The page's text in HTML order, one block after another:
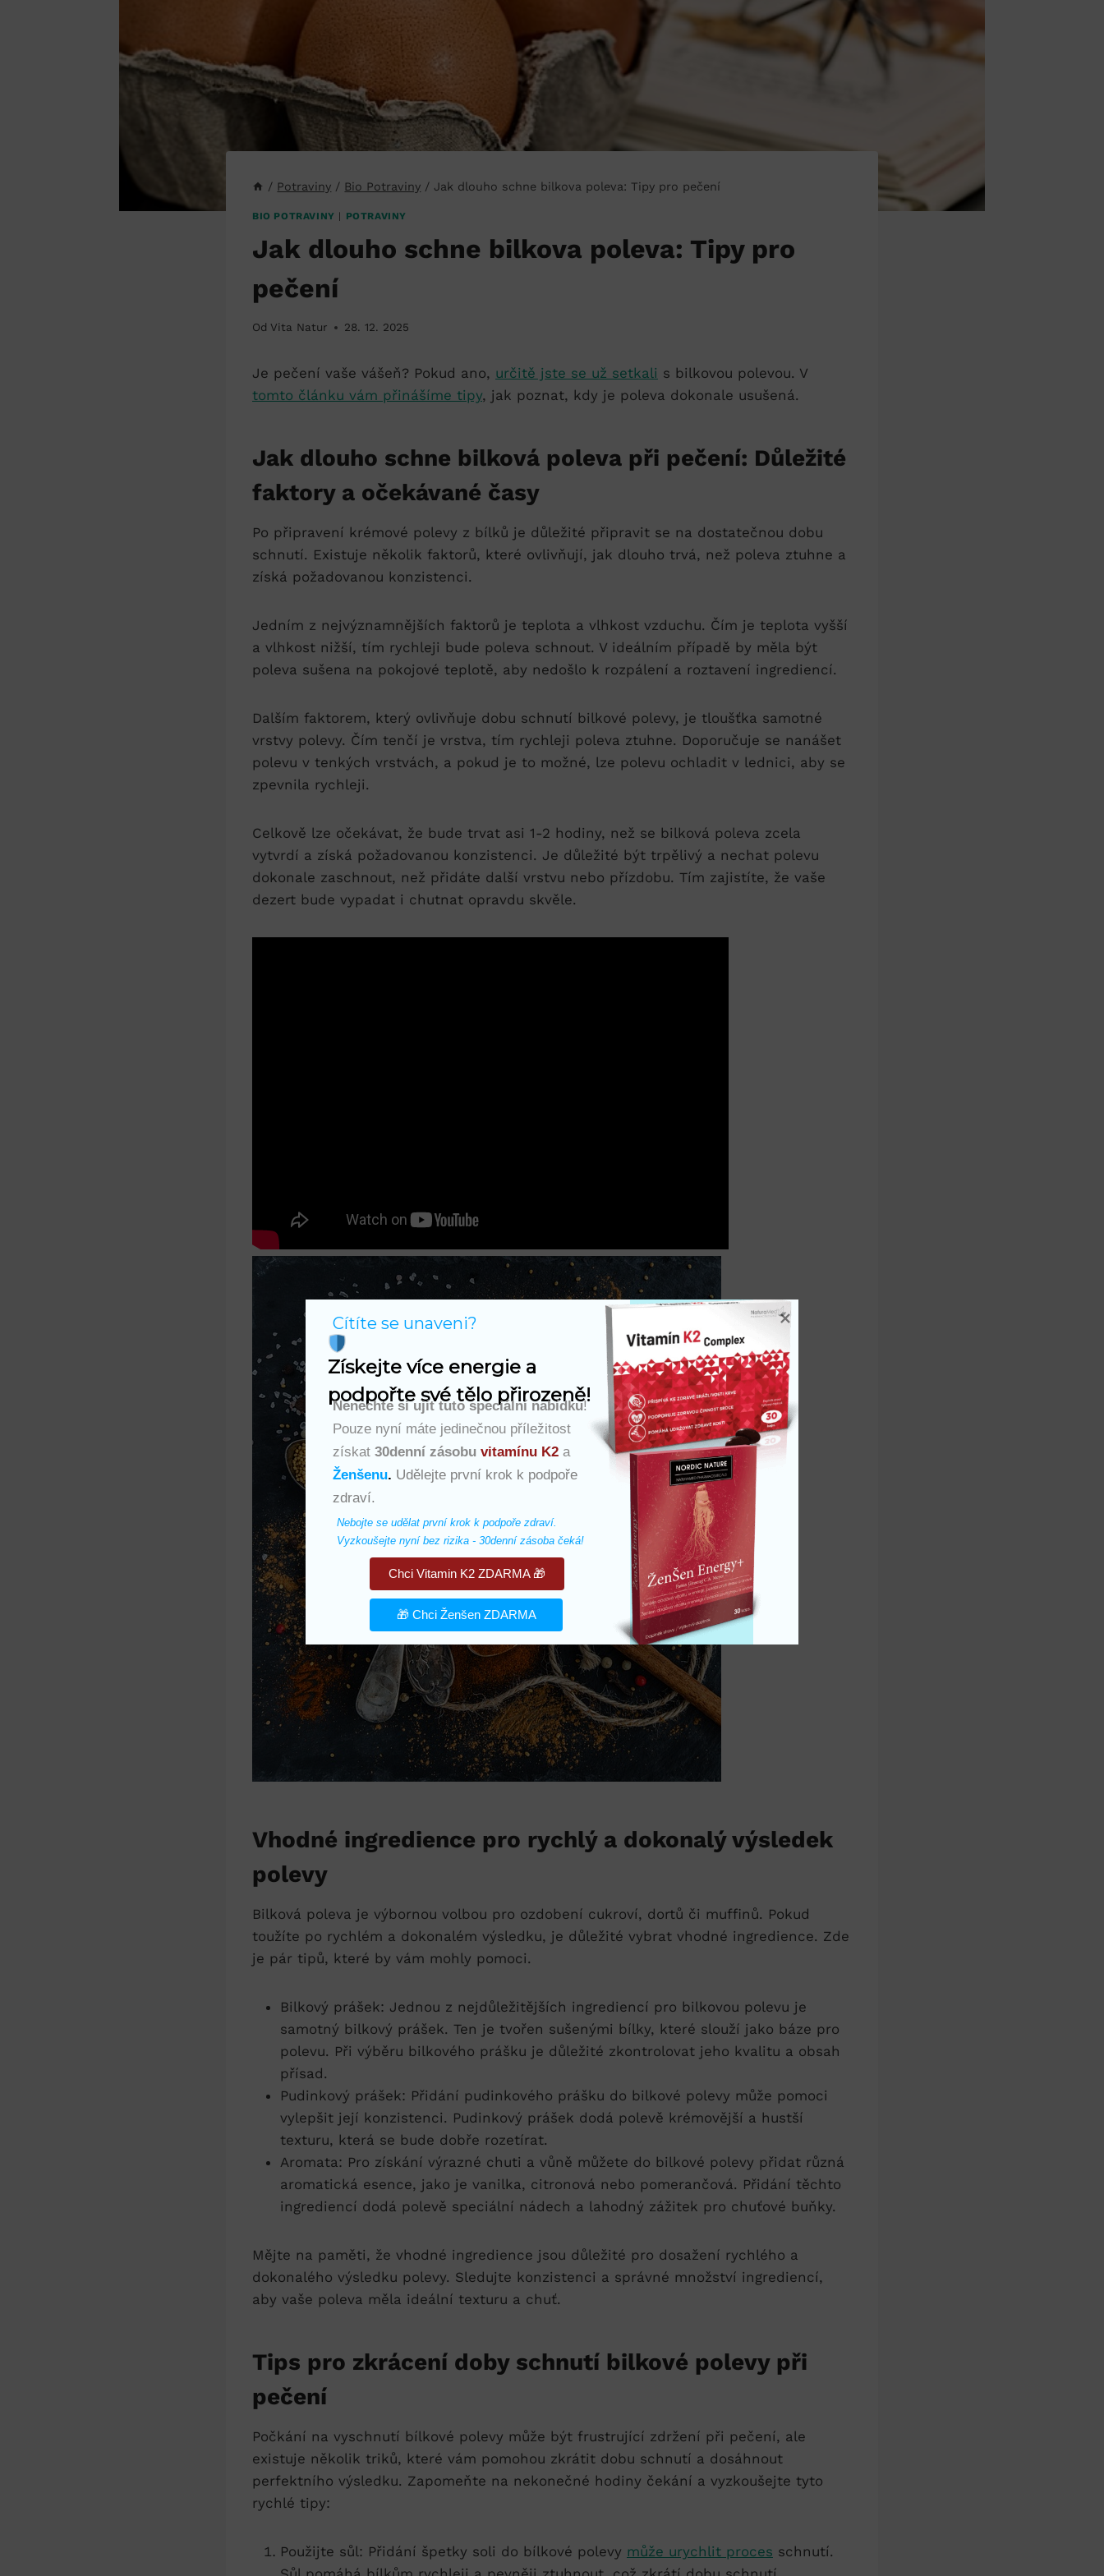
/ Potraviny / Bio Potraviny / Jak dlouho schne bilkova poleva: Tipy pro pečení
BIO POTRAVINY | POTRAVINY
Jak dlouho schne bilkova poleva: Tipy pro
pečení
Od Vita Natur 28. 12. 2025
Je pečení vaše vášeň? Pokud​ ano, určitě jste se už setkali s bilkovou polevou. V
tomto článku vám přinášíme tipy, jak poznat, kdy je poleva dokonale usušená.
Jak dlouho schne bilková poleva ‍při pečení: Důležité
faktory a očekávané časy
Po připravení krémové polevy z bílků je důležité připravit se na dostatečnou dobu
schnutí. Existuje několik faktorů, které ovlivňují, jak dlouho ​trvá, ⁢než poleva ztuhne a
získá požadovanou konzistenci. ‍
Jedním z nejvýznamnějších faktorů je teplota a⁢ vlhkost vzduchu. Čím je teplota vyšší
a vlhkost nižší, tím rychleji bude poleva schnout. V ideálním případě by měla být‍
poleva sušena na pokojové teplotě, aby nedošlo k rozpálení a roztavení ingrediencí. ‍
Dalším faktorem, který ovlivňuje dobu schnutí bilkové⁢ polevy, je tloušťka samotné
⁢vrstvy⁤ polevy. ‌Čím ⁣tenčí je vrstva, tím rychleji poleva ztuhne. Doporučuje se nanášet
polevu v tenkých vrstvách, a​ pokud je to ​možné, lze polevu ochladit v lednici, aby se
zpevnila rychleji.
Celkově lze očekávat, že bude trvat asi 1-2 hodiny, než se bilková poleva zcela
vytvrdí a získá požadovanou konzistenci. Je důležité být trpělivý a nechat polevu
dokonale zaschnout, než přidáte další vrstvu nebo přízdobu. Tím zajistíte, že vaše
dezert bude vypadat i chutnat opravdu skvěle.
Vhodné ingredience pro rychlý a dokonalý výsledek
polevy
Bilková ‌poleva je výbornou volbou pro​ ozdobení cukroví, dortů⁣ či‌ muffinů.​ Pokud
toužíte po rychlém a dokonalém výsledku, je důležité vybrat vhodné ingredience. Zde
je ‍pár tipů, které ‌by vám mohly ⁣pomoci.
Bilkový prášek: Jednou z nejdůležitějších‍ ingrediencí pro bilkovou polevu je
samotný bilkový prášek. Ten je tvořen sušenými bílky, které slouží ​jako báze pro
polevu. Při výběru bilkového prášku je důležité zkontrolovat jeho kvalitu a obsah
přísad.
Pudinkový prášek: Přidání pudinkového prášku do bilkové polevy může pomoci
vylepšit její konzistenci. Pudinkový prášek dodá‍ polevě krémovější a hustší
texturu, která se bude dobře rozetírat.
Aromata: Pro získání výrazné chuti⁤ a​ vůně můžete do bilkové polevy přidat různá
aromatická esence, jako je vanilka, citronová nebo pomerančová. Přidání těchto
ingrediencí dodá polevě speciální nádech a lahodný zážitek pro⁤ chuťové buňky.
Mějte na paměti, že⁣ vhodné ‍ingredience jsou důležité pro dosažení ‍rychlého a
dokonalého ⁢výsledku polevy. Sledujte konzistenci a⁤ správné množství ingrediencí,
aby vaše ‍poleva měla ideální texturu a chuť.
Tips ⁤pro zkrácení doby schnutí bilkové polevy při
pečení
Počkání na vyschnutí bílkové ‍polevy může být frustrující zdržení⁤ při pečení, ale
existuje několik triků, které vám pomohou zkrátit dobu schnutí a dosáhnout
perfektního výsledku. Zapomeňte na nekonečné⁣ hodiny čekání a vyzkoušejte tyto
rychlé tipy:
Použijte sůl: ⁤Přidání špetky soli do bílkové polevy může urychlit proces schnutí.‌
Získejte více energie a
podpořte své tělo přirozeně!
Nenechte si ujít tuto speciální nabídku!
Pouze nyní máte jedinečnou příležitost
získat 30denní zásobu vitamínu K2a
Ženšenu. Udělejte první krok k podpoře
zdraví.
Cítíte se unaveni?
Nebojte se udělat první krok k podpoře zdraví.
Vyzkoušejte nyní bez rizika - 30denní zásoba čeká!
Chci Vitamin K2 ZDARMA 🎁
🎁 Chci Ženšen ZDARMA